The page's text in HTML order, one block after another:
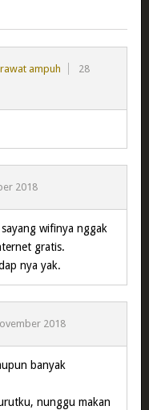
ampuh
28
2018
wifinya nggak
gratis.
nya yak.
2018
banyak
nunggu makan